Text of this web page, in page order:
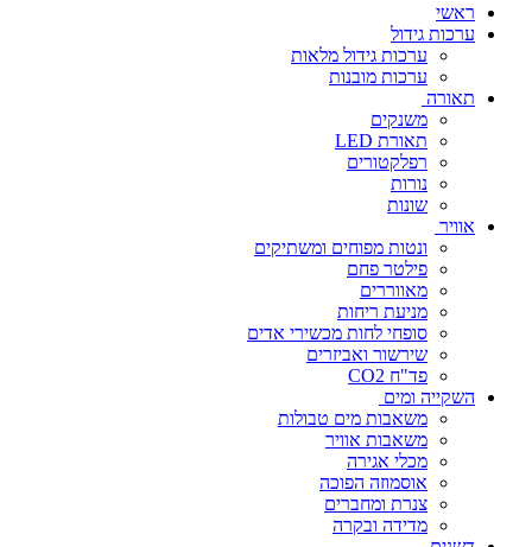
ראשי
ערכות גידול
ערכות גידול מלאות
ערכות מובנות
תאורה
משנקים
תאורת LED
רפלקטורים
נורות
שונות
אוויר
ונטות מפוחים ומשתיקים
פילטר פחם
מאווררים
מניעת ריחות
סופחי לחות מכשירי אדים
שירשור ואביזרים
פד"ח CO2
השקייה ומים
משאבות מים טבולות
משאבות אוויר
מכלי אגירה
אוסמוזה הפוכה
צנרת ומחברים
מדידה ובקרה